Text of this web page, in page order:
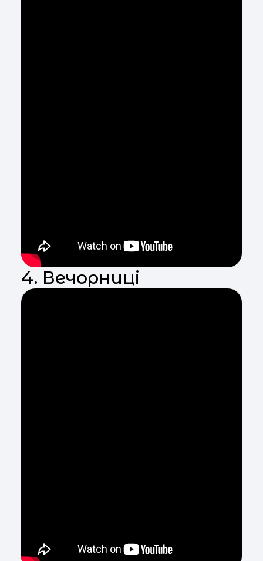
4. Вечорниці